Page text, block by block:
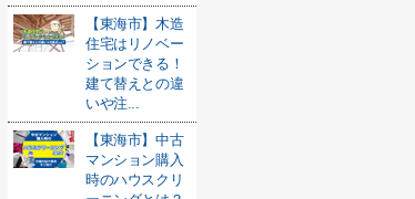
【東海市】木造
住宅はリノベー
ションできる！
建て替えとの違
いや注...
【東海市】中古
マンション購入
時のハウスクリ